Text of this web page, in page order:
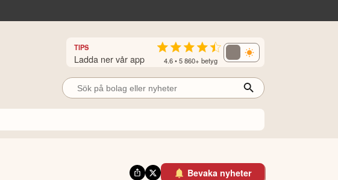
TIPS
Ladda ner vår app 4.6 • 5 860+ betyg
Bevaka nyheter